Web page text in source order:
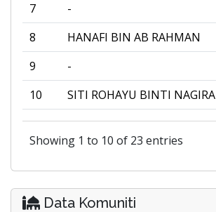
7
-
8
HANAFI BIN AB RAHMAN
9
-
10
SITI ROHAYU BINTI
Showing 1 to 10 of 23 entries
Data Komuniti